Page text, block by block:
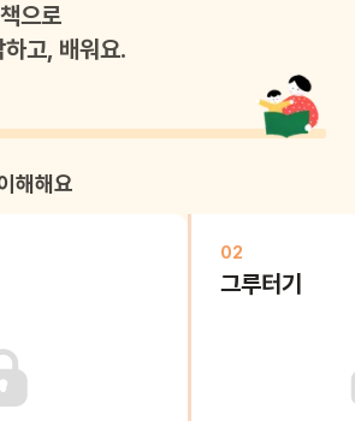
으로
고, 배워요.
해해요
02
그루터기